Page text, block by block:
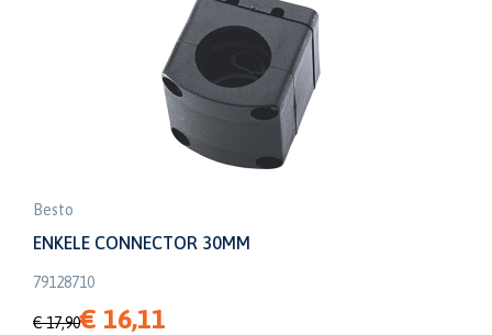
Besto
ENKELE CONNECTOR 30MM
79128710
€ 17,90€ 16,11